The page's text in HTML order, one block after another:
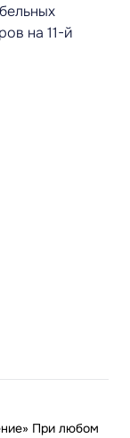
на 11-й
При любом